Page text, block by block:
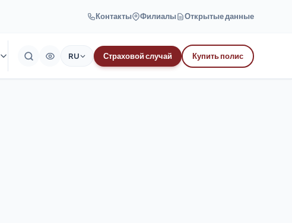
Контакты Филиалы Открытые данные
RU Страховой случай Купить полис